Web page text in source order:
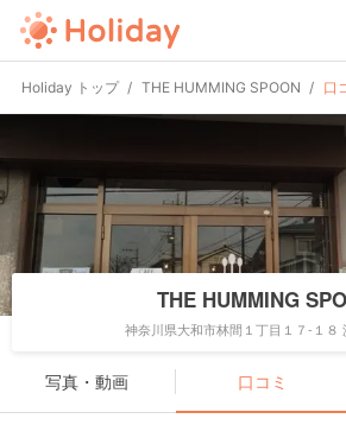
Holiday トップ THE HUMMING SPOON 口
THE HUMMING
神奈川県大和市林間１丁目１７-１８
写真・動画 口コミ